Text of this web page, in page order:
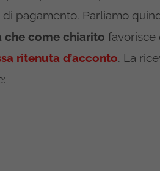
pagamento. Parliamo
che come chiarito favorisce
ritenuta d’acconto. La